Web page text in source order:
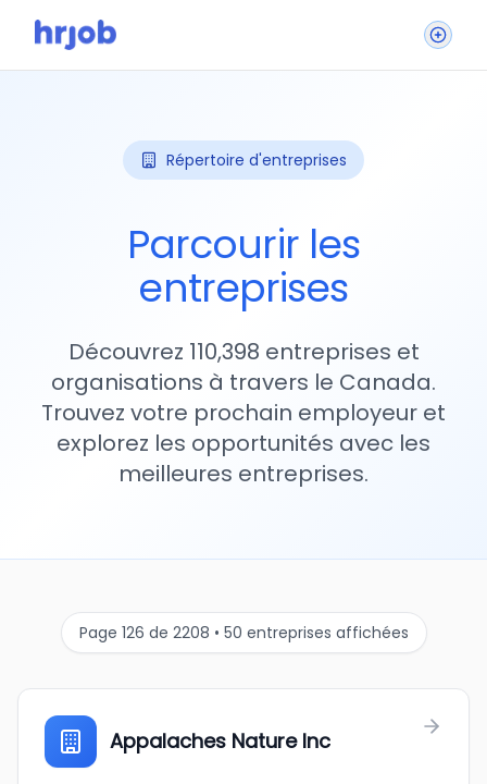
Répertoire d'entreprises
Parcourir les
entreprises
Découvrez 110,398 entreprises et
organisations à travers le Canada.
Trouvez votre prochain employeur et
explorez les opportunités avec les
meilleures entreprises.
Page 126 de 2208 • 50 entreprises affichées
Appalaches Nature Inc